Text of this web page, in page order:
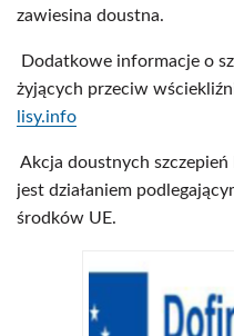
zawiesina doustna.
Dodatkowe informacje o
żyjących przeciw
lisy.info
Akcja doustnych
jest działaniem
środków UE.